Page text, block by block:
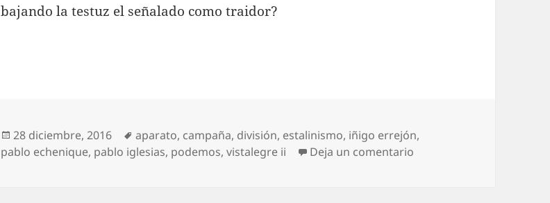
bajando la testuz el señalado como traidor?
Publicado
el
28 diciembre, 2016 Etiquetas
aparato, campaña, división, estalinismo, iñigo errejón,
pablo echenique, pablo iglesias, podemos,vistalegre ii Deja un comentario